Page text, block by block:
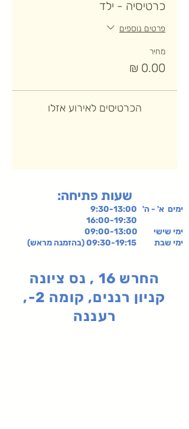
כרטיסיה - ילד
פרטים נוספים
מחיר
הכרטיסים לאירוע אזלו
:שעות פתיחה
ימים א' - ה' 9:30-13:00
ימי שישי 09:00-13:00
ימי שבת 09:30-19:15 (בהזמנה מראש)
החרש 16 , נס ציונה
קניון רננים, קומה 2-,
רעננה